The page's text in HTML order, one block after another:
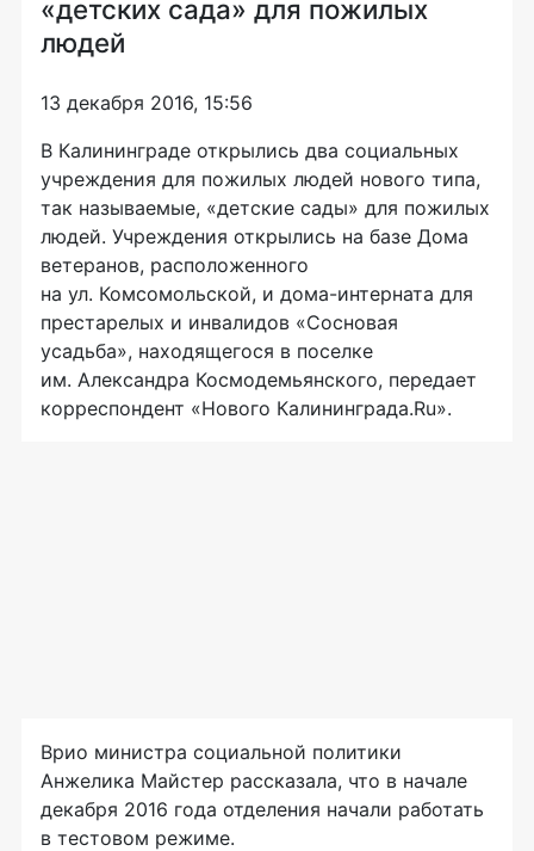
«детских сада» для пожилых
людей
13 декабря 2016, 15:56
В Калининграде открылись два социальных
учреждения для пожилых людей нового типа,
так называемые, «детские сады» для пожилых
людей. Учреждения открылись на базе Дома
ветеранов, расположенного
на ул. Комсомольской, и дома-интерната для
престарелых и инвалидов «Сосновая
усадьба», находящегося в поселке
им. Александра Космодемьянского, передает
корреспондент «Нового Калининграда.Ru».
Врио министра социальной политики
Анжелика Майстер рассказала, что в начале
декабря 2016 года отделения начали работать
в тестовом режиме.